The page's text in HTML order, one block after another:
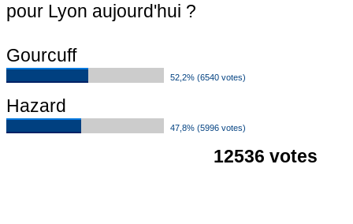
pour Lyon aujourd'hui ?
Gourcuff
52,2% (6540 votes)
Hazard
47,8% (5996 votes)
12536 votes